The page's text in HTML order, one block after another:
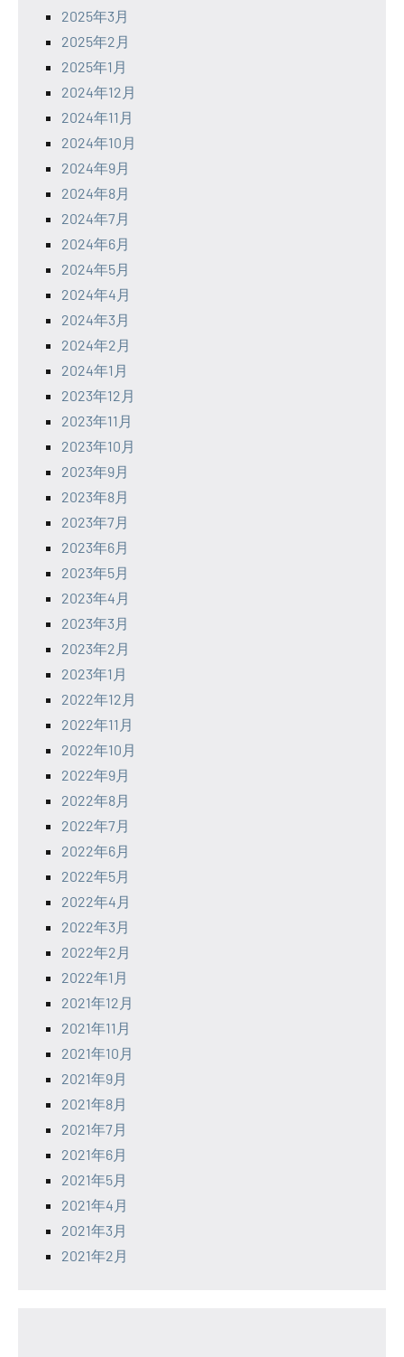
2025年3月
2025年2月
2025年1月
2024年12月
2024年11月
2024年10月
2024年9月
2024年8月
2024年7月
2024年6月
2024年5月
2024年4月
2024年3月
2024年2月
2024年1月
2023年12月
2023年11月
2023年10月
2023年9月
2023年8月
2023年7月
2023年6月
2023年5月
2023年4月
2023年3月
2023年2月
2023年1月
2022年12月
2022年11月
2022年10月
2022年9月
2022年8月
2022年7月
2022年6月
2022年5月
2022年4月
2022年3月
2022年2月
2022年1月
2021年12月
2021年11月
2021年10月
2021年9月
2021年8月
2021年7月
2021年6月
2021年5月
2021年4月
2021年3月
2021年2月